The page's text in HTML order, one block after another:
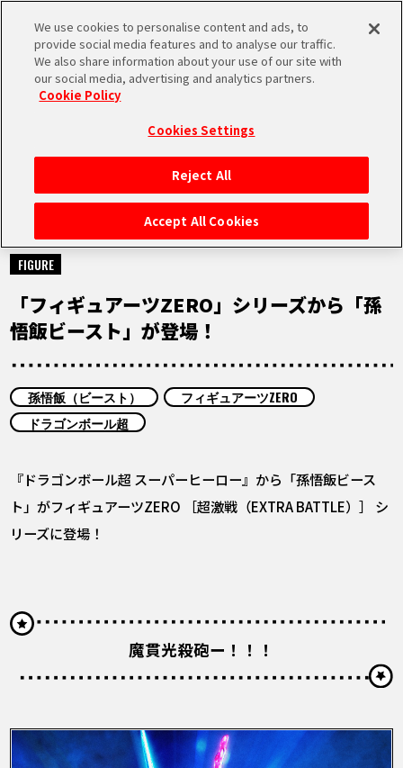
MEN
HOME
NEWS
RANKING
MOVIE
COLUMNS
ABOUT
LANGUAGE
NEWS
2023.04.18
FIGURE
「フィギュアーツZERO」シリーズから「孫
悟飯ビースト」が登場！
孫悟飯（ビースト）
フィギュアーツZERO
ドラゴンボール超
『ドラゴンボール超 スーパーヒーロー』から「孫悟飯ビース
ト」がフィギュアーツZERO ［超激戦（EXTRA BATTLE）］ シ
リーズに登場！
魔貫光殺砲ー！！！
We use cookies to personalise content and ads, to
provide social media features and to analyse our traffic.
We also share information about your use of our site with
our social media, advertising and analytics partners.
Cookie Policy
Cookies Settings
Reject All
Accept All Cookies